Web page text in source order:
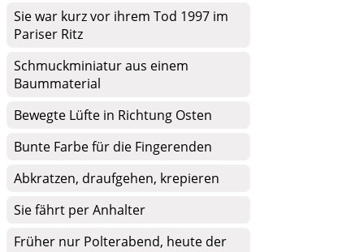
Sie war kurz vor ihrem Tod 1997 im
Pariser Ritz
Schmuckminiatur aus einem
Baummaterial
Bewegte Lüfte in Richtung Osten
Bunte Farbe für die Fingerenden
Abkratzen, draufgehen, krepieren
Sie fährt per Anhalter
Früher nur Polterabend, heute der